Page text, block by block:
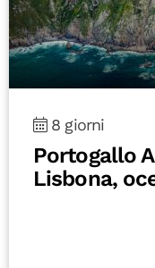
8 giorni
Portogallo
Lisbona,